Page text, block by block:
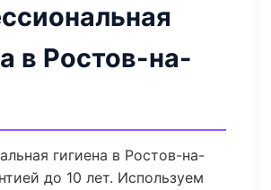
в Ростов-на-
гигиена в Ростов-на-
до 10 лет. Используем